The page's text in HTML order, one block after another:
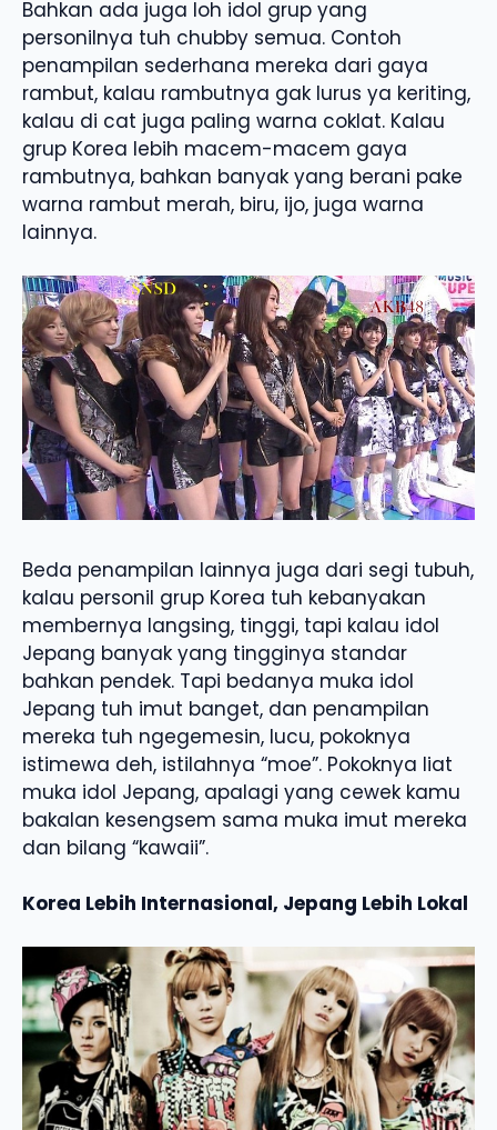
Bahkan ada juga loh idol grup yang
personilnya tuh chubby semua. Contoh
penampilan sederhana mereka dari gaya
rambut, kalau rambutnya gak lurus ya keriting,
kalau di cat juga paling warna coklat. Kalau
grup Korea lebih macem-macem gaya
rambutnya, bahkan banyak yang berani pake
warna rambut merah, biru, ijo, juga warna
lainnya.
Beda penampilan lainnya juga dari segi tubuh,
kalau personil grup Korea tuh kebanyakan
membernya langsing, tinggi, tapi kalau idol
Jepang banyak yang tingginya standar
bahkan pendek. Tapi bedanya muka idol
Jepang tuh imut banget, dan penampilan
mereka tuh ngegemesin, lucu, pokoknya
istimewa deh, istilahnya “moe”. Pokoknya liat
muka idol Jepang, apalagi yang cewek kamu
bakalan kesengsem sama muka imut mereka
dan bilang “kawaii”.
Korea Lebih Internasional, Jepang Lebih Lokal